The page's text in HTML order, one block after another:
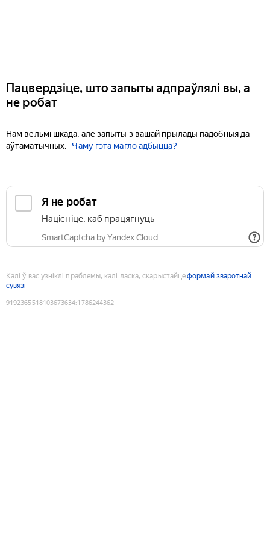
Пацвердзіце, што запыты адпраўлялі вы, а
не робат
Нам вельмі шкада, але запыты з вашай прылады падобныя да
аўтаматычных.
Чаму гэта магло адбыцца?
Я не робат
Націсніце, каб працягнуць
SmartCaptcha by Yandex Cloud
Калі ў вас узніклі праблемы, калі ласка, скарыстайцеформай зваротнай
сувязі
9192365518103673634:1786244362